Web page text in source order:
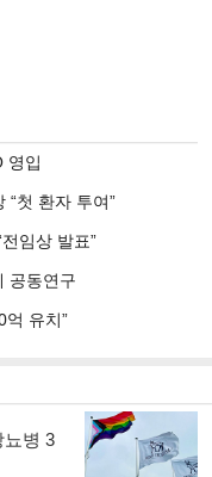
영입
“첫 환자 투여”
임상 발표”
공동연구
억 유치”
뇨병 3